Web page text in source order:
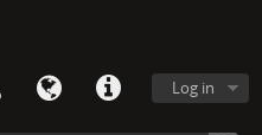
Log in